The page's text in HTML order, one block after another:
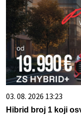
03. 08. 2026 13:23
Hibrid broj 1 koji